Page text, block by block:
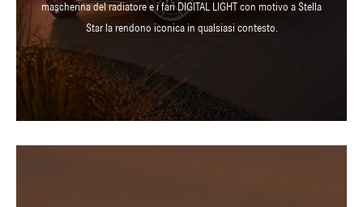
mascherina del radiatore e i fari DIGITAL LIGHT con motivo a Stella
Star la rendono iconica in qualsiasi contesto.